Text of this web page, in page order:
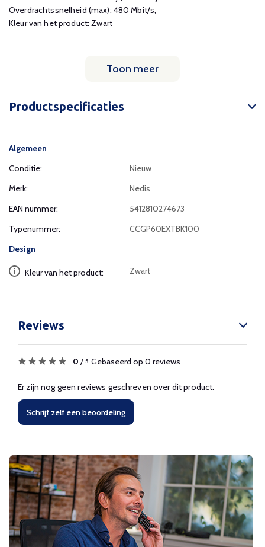
Overdrachtssnelheid (max): 480 Mbit/s,
Kleur van het product: Zwart
Toon meer
Productspecificaties
Algemeen
Conditie:
Nieuw
Merk:
Nedis
EAN nummer:
5412810274673
Typenummer:
CCGP60EXTBK100
Design
Kleur van het product: Zwart
Reviews
0 / 5 Gebaseerd op 0 reviews
Er zijn nog geen reviews geschreven over dit product.
Schrijf zelf een beoordeling